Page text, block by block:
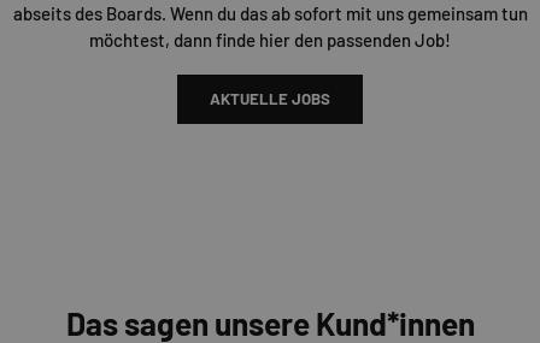
abseits des Boards. Wenn du das ab sofort mit uns gemeinsam tun
möchtest, dann finde hier den passenden Job!
AKTUELLE JOBS
Das sagen unsere Kund*innen